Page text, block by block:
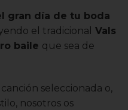
gran día de tu boda
el tradicional Vals
baile que sea de
seleccionada o,
nosotros os